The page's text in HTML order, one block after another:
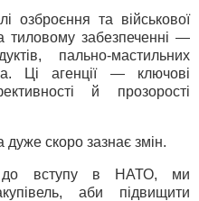
озброєння та військової
тиловому забезпеченні —
пально-мастильних
Ці агенції — ключові
й прозорості
скоро зазнає змін.
до вступу в НАТО, ми
аби підвищити